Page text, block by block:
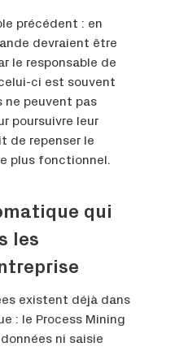
précédent : en
devraient être
le responsable de
ci est souvent
ne peuvent pas
poursuivre leur
de repenser le
plus fonctionnel.
qui
les
existent déjà dans
: le Process Mining
ni saisie